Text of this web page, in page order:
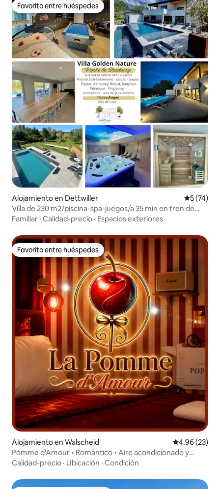
Favorito entre huéspedes
Favorito entre huéspedes
Alojamiento en Dettwiller
5 (74)
Villa de 230 m2/piscina-spa-juegos/a 35 min en tren de
Estrasburgo
Familiar · Calidad-precio · Espacios exteriores
Favorito entre huéspedes
Favorito entre huéspedes
Alojamiento en Walscheid Calificación
4.96 (23)
Pomme d'Amour • Romántico • Aire acondicionado y
jacuzzi
Calidad-precio · Ubicación · Condición